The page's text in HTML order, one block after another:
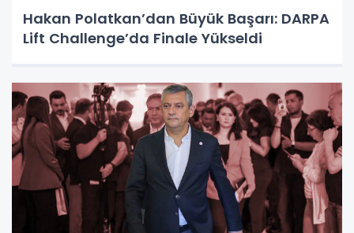
Hakan Polatkan’dan Büyük Başarı: DARPA
Lift Challenge’da Finale Yükseldi